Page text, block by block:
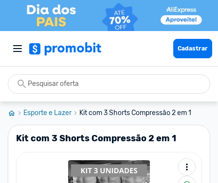
Cadastrar
Esporte e Lazer Kit com 3 Shorts Compressão 2 em 1
Kit com 3 Shorts Compressão 2 em 1